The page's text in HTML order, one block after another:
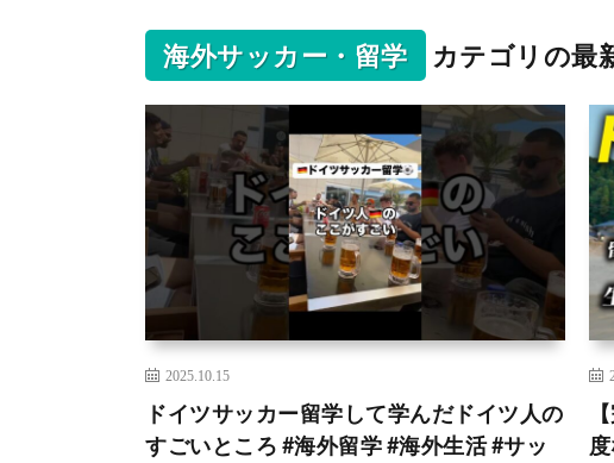
海外サッカー・留学 カテゴリの最
2025.10.15
ドイツサッカー留学して学んだドイツ人の
すごいところ #海外留学 #海外生活 #サッ